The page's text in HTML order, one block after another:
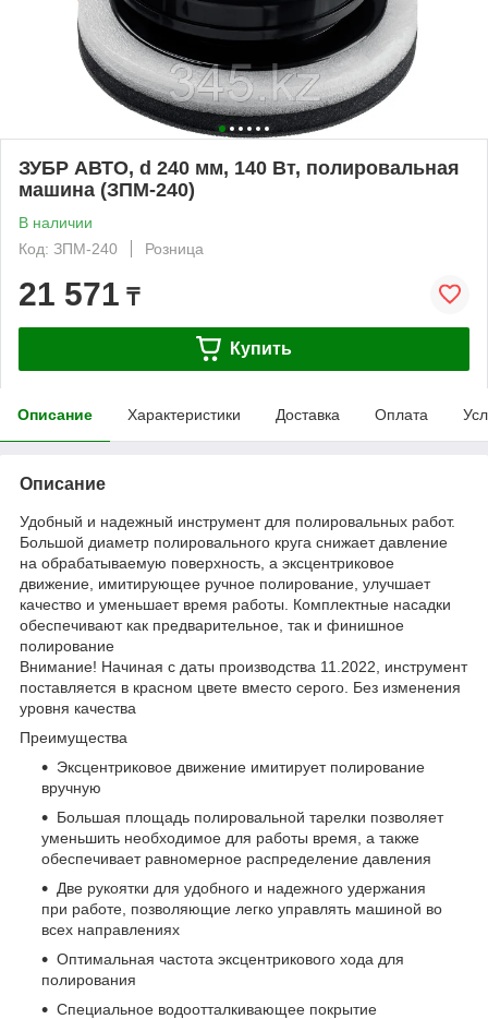
ЗУБР АВТО, d 240 мм, 140 Вт, полировальная
машина (ЗПМ-240)
В наличии
Код: ЗПМ-240
Розница
21 571 ₸
Купить
Описание Характеристики Доставка Оплата
Описание
Удобный и надежный инструмент для полировальных работ.
Большой диаметр полировального круга снижает давление
на обрабатываемую поверхность, а эксцентриковое
движение, имитирующее ручное полирование, улучшает
качество и уменьшает время работы. Комплектные насадки
обеспечивают как предварительное, так и финишное
полирование
Внимание! Начиная с даты производства 11.2022, инструмент
поставляется в красном цвете вместо серого. Без изменения
уровня качества
Преимущества
Эксцентриковое движение имитирует полирование
вручную
Большая площадь полировальной тарелки позволяет
уменьшить необходимое для работы время, а также
обеспечивает равномерное распределение давления
Две рукоятки для удобного и надежного удержания
при работе, позволяющие легко управлять машиной во
всех направлениях
Оптимальная частота эксцентрикового хода для
полирования
Специальное водоотталкивающее покрытие